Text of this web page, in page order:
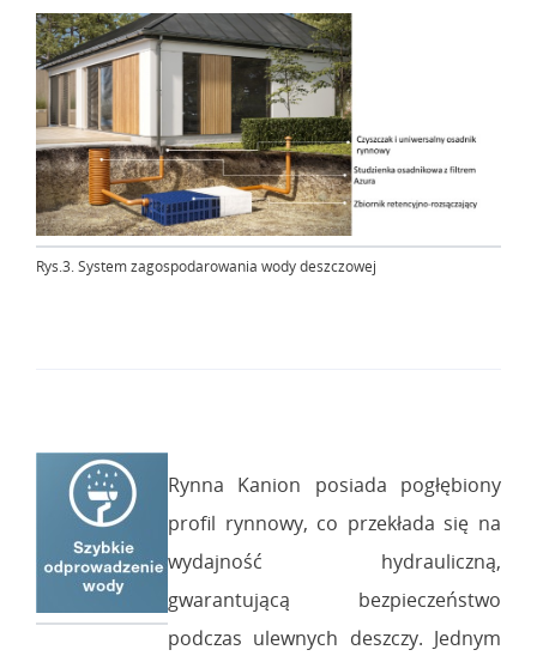
Rys.3. System zagospodarowania wody deszczowej
Rynna Kanion posiada pogłębiony
profil rynnowy, co przekłada się na
wydajność hydrauliczną,
gwarantującą bezpieczeństwo
podczas ulewnych deszczy. Jednym